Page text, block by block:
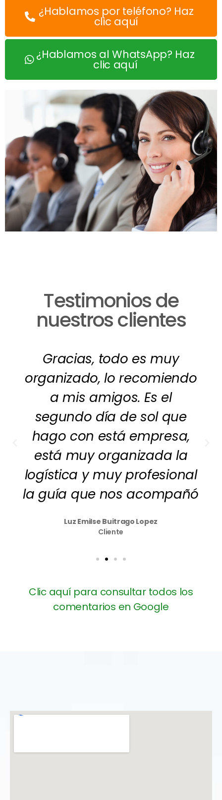
¿Hablamos por teléfono? Haz
clic aquí
¿Hablamos al WhatsApp? Haz
clic aquí
Testimonios de
nuestros clientes
Gracias, todo es muy
organizado, lo recomiendo
a mis amigos. Es el
segundo día de sol que
hago con está empresa,
está muy organizada la
logística y muy profesional
la guía que nos acompañó
Luz Emilse Buitrago Lopez
Cliente
Clic aquí para consultar todos los
comentarios en Google